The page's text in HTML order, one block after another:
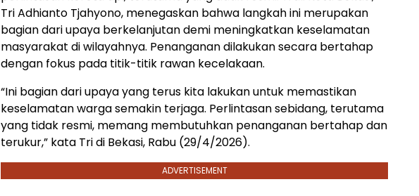
Tri Adhianto Tjahyono, menegaskan bahwa langkah ini merupakan
bagian dari upaya berkelanjutan demi meningkatkan keselamatan
masyarakat di wilayahnya. Penanganan dilakukan secara bertahap
dengan fokus pada titik-titik rawan kecelakaan.
“Ini bagian dari upaya yang terus kita lakukan untuk memastikan
keselamatan warga semakin terjaga. Perlintasan sebidang, terutama
yang tidak resmi, memang membutuhkan penanganan bertahap dan
terukur,” kata Tri di Bekasi, Rabu (29/4/2026).
ADVERTISEMENT